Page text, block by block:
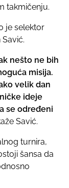
takmičenju.
je selektor
nešto ne bih
misija.
velik dan
ideje
se određeni
Savić.
turnira,
šansa da